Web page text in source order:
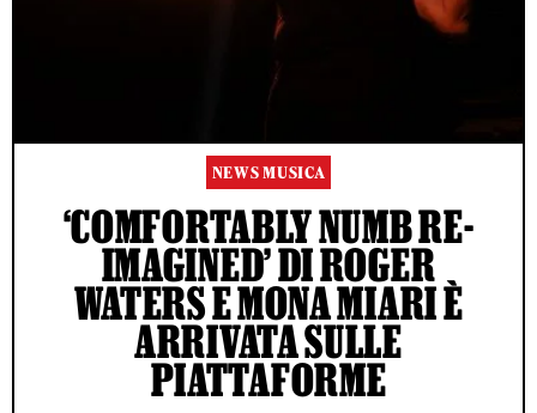
NEWS MUSICA
‘COMFORTABLY NUMB RE-
IMAGINED’ DI ROGER
WATERS E MONA MIARI È
ARRIVATA SULLE
PIATTAFORME